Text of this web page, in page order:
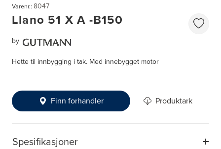
Spesifikasjoner
Varenr.: 8047
Llano 51 X A -B150
by
Hette til innbygging i tak. Med innebygget motor
Finn forhandler Produktark